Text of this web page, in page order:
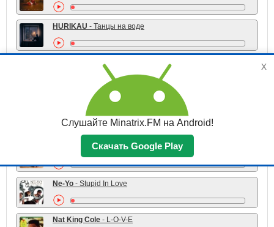
HURIKAU - Танцы на воде
almost real. - Bring Me to Life (soul cover)
- From The Start
Ne-Yo - Stupid In Love
Nat King Cole - L-O-V-E
Слушайте Minatrix.FM на Android!
Скачать Google Play
x